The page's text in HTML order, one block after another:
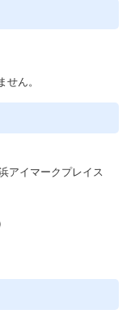
ング企業の千代田化
石油／化学／製薬
ング・製造業の発
ベースに、TISイン
コラボレーション
提供し、「ニッチ・
ん。
アイマークプレイス